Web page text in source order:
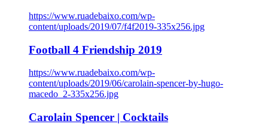
https://www.ruadebaixo.com/wp-
content/uploads/2019/07/f4f2019-335x256.jpg
Football 4 Friendship 2019
https://www.ruadebaixo.com/wp-
content/uploads/2019/06/carolain-spencer-by-hugo-
macedo_2-335x256.jpg
Carolain Spencer | Cocktails